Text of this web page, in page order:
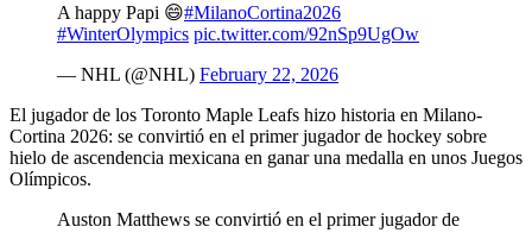
A happy Papi 😄#MilanoCortina2026
#WinterOlympics pic.twitter.com/92nSp9UgOw
— NHL (@NHL) February 22, 2026
El jugador de los Toronto Maple Leafs hizo historia en Milano-
Cortina 2026: se convirtió en el primer jugador de hockey sobre
hielo de ascendencia mexicana en ganar una medalla en unos Juegos
Olímpicos.
Auston Matthews se convirtió en el primer jugador de